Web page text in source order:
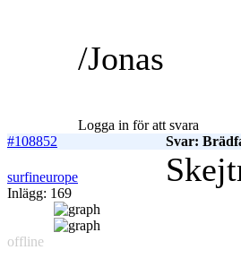
/Jonas
Logga in för att svara
#108852
Svar:
surfineurope
Inlägg: 169
offline